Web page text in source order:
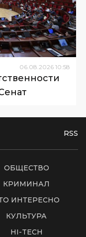
06 08 2026 10:58
RSS
ОБЩЕСТВО
КРИМИНАЛ
ИНТЕРЕСНО
КУЛЬТУРА
HI-TECH